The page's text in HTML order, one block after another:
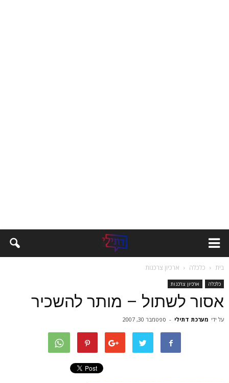
בית כלכלה ארכיון צרכנות
כלכלה ארכיון צרכנות
אסור לשתול – מותר להשכיר
על ידי מערכת דתילי - ספטמבר 30, 2007